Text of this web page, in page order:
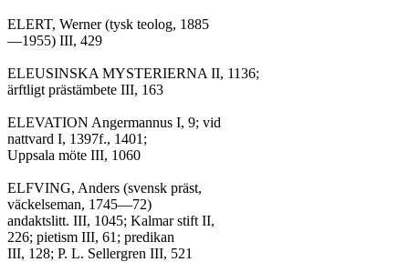
ELERT, Werner (tysk teolog, 1885
—1955) III, 429
ELEUSINSKA MYSTERIERNA II, 1136;
ärftligt prästämbete III, 163
ELEVATION Angermannus I, 9; vid
nattvard I, 1397f., 1401;
Uppsala möte III, 1060
ELFVING, Anders (svensk präst,
väckelseman, 1745—72)
andaktslitt. III, 1045; Kalmar stift II,
226; pietism III, 61; predikan
III, 128; P. L. Sellergren III, 521